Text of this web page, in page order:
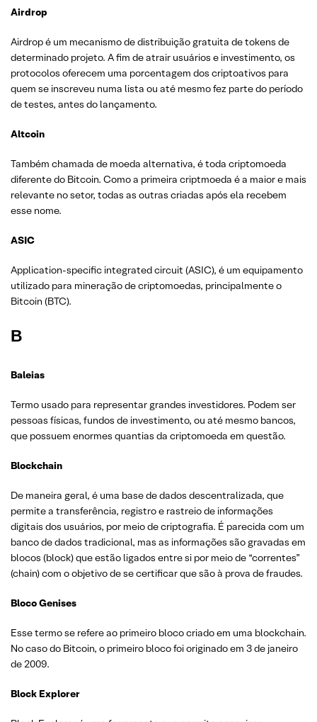
P
R
S
T
W
Airdrop
Airdrop é um mecanismo de distribuição gratuita de tokens de
determinado projeto. A fim de atrair usuários e investimento, os
protocolos oferecem uma porcentagem dos criptoativos para
quem se inscreveu numa lista ou até mesmo fez parte do período
de testes, antes do lançamento.
Altcoin
Também chamada de moeda alternativa, é toda criptomoeda
diferente do Bitcoin. Como a primeira criptmoeda é a maior e mais
relevante no setor, todas as outras criadas após ela recebem
esse nome.
ASIC
Application-specific integrated circuit (ASIC), é um equipamento
utilizado para mineração de criptomoedas, principalmente o
Bitcoin (BTC).
B
Baleias
Termo usado para representar grandes investidores. Podem ser
pessoas físicas, fundos de investimento, ou até mesmo bancos,
que possuem enormes quantias da criptomoeda em questão.
Blockchain
De maneira geral, é uma base de dados descentralizada, que
permite a transferência, registro e rastreio de informações
digitais dos usuários, por meio de criptografia. É parecida com um
banco de dados tradicional, mas as informações são gravadas em
blocos (block) que estão ligados entre si por meio de “correntes”
(chain) com o objetivo de se certificar que são à prova de fraudes.
Bloco Genises
Esse termo se refere ao primeiro bloco criado em uma blockchain.
No caso do Bitcoin, o primeiro bloco foi originado em 3 de janeiro
de 2009.
Block Explorer